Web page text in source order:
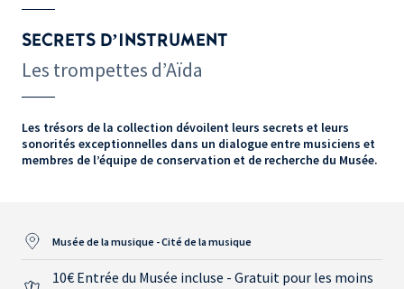
SECRETS D’INSTRUMENT
Les trompettes d’Aïda
Les trésors de la collection dévoilent leurs secrets et leurs
sonorités exceptionnelles dans un dialogue entre musiciens et
membres de l’équipe de conservation et de recherche du Musée.
Musée de la musique - Cité de la musique
10€ Entrée du Musée incluse - Gratuit pour les moins